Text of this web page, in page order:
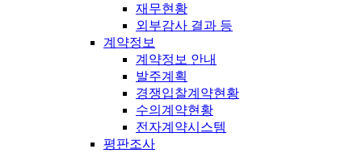
재무현황
외부감사 결과 등
계약정보
계약정보 안내
발주계획
경쟁입찰계약현황
수의계약현황
전자계약시스템
평판조사